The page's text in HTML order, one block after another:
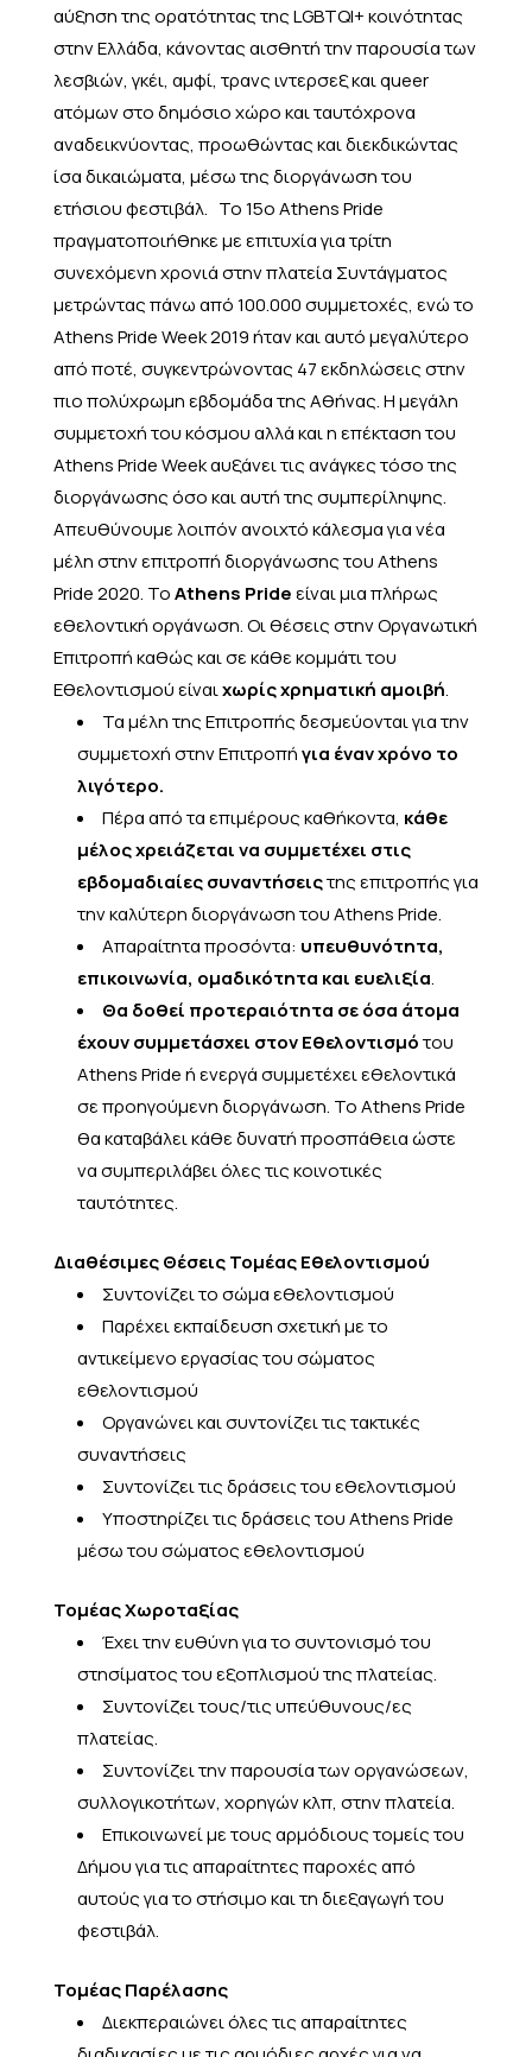
αύξηση της ορατότητας της LGBTQI+ κοινότητας
στην Ελλάδα, κάνοντας αισθητή την παρουσία των
λεσβιών, γκέι, αμφί, τρανς ιντερσεξ και queer
ατόμων στο δημόσιο χώρο και ταυτόχρονα
αναδεικνύοντας, προωθώντας και διεκδικώντας
ίσα δικαιώματα, μέσω της διοργάνωση του
ετήσιου φεστιβάλ. Το 15ο Athens Pride
πραγματοποιήθηκε με επιτυχία για τρίτη
συνεχόμενη χρονιά στην πλατεία Συντάγματος
μετρώντας πάνω από 100.000 συμμετοχές, ενώ το
Athens Pride Week 2019 ήταν και αυτό μεγαλύτερο
από ποτέ, συγκεντρώνοντας 47 εκδηλώσεις στην
πιο πολύχρωμη εβδομάδα της Αθήνας.Η μεγάλη
συμμετοχή του κόσμου αλλά και η επέκταση του
Athens Pride Week αυξάνει τις ανάγκες τόσο της
διοργάνωσης όσο και αυτή της συμπερίληψης.
Απευθύνουμε λοιπόν ανοιχτό κάλεσμα για νέα
μέλη στην επιτροπή διοργάνωσης του Athens
Pride 2020. ΤοAthens Prideείναι μια πλήρως
εθελοντική οργάνωση. Οι θέσεις στην Οργανωτική
Επιτροπή καθώς και σε κάθε κομμάτι του
Εθελοντισμού είναιχωρίς χρηματική αμοιβή.
Τα μέλη της Επιτροπής δεσμεύονται για την
συμμετοχή στην Επιτροπήγια έναν χρόνο το
λιγότερο.
Πέρα από τα επιμέρους καθήκοντα, κάθε
μέλος χρειάζεται να συμμετέχει στις
εβδομαδιαίες συναντήσειςτης επιτροπής για
την καλύτερη διοργάνωση του Athens Pride.
Απαραίτητα προσόντα: υπευθυνότητα,
επικοινωνία, ομαδικότητα και ευελιξία.
Θα δοθεί προτεραιότητα σε όσα άτομα
έχουν συμμετάσχει στον Εθελοντισμότου
Athens Pride ή ενεργά συμμετέχει εθελοντικά
σε προηγούμενη διοργάνωση. Το Athens Pride
θα καταβάλει κάθε δυνατή προσπάθεια ώστε
να συμπεριλάβει όλες τις κοινοτικές
ταυτότητες.
Διαθέσιμες Θέσεις Τομέας Εθελοντισμού
Συντονίζει το σώμα εθελοντισμού
Παρέχει εκπαίδευση σχετική με το
αντικείμενο εργασίας του σώματος
εθελοντισμού
Οργανώνει και συντονίζει τις τακτικές
συναντήσεις
Συντονίζει τις δράσεις του εθελοντισμού
Υποστηρίζει τις δράσεις του Athens Pride
μέσω του σώματος εθελοντισμού
Τομέας Χωροταξίας
Έχει την ευθύνη για το συντονισμό του
στησίματος του εξοπλισμού της πλατείας.
Συντονίζει τους/τις υπεύθυνους/ες
πλατείας.
Συντονίζει την παρουσία των οργανώσεων,
συλλογικοτήτων, χορηγών κλπ, στην πλατεία.
Επικοινωνεί με τους αρμόδιους τομείς του
Δήμου για τις απαραίτητες παροχές από
αυτούς για το στήσιμο και τη διεξαγωγή του
φεστιβάλ.
Τομέας Παρέλασης
Διεκπεραιώνει όλες τις απαραίτητες